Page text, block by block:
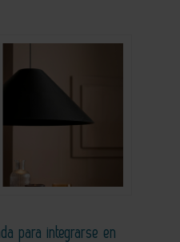
para integrarse en